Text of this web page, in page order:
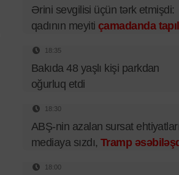
Ərini sevgilisi üçün tərk etmişdi:
qadının meyiti çamadanda
18:35
Bakıda 48 yaşlı kişi parkdan
oğurluq etdi
18:30
ABŞ-nin azalan sursat ehtiyatları
mediaya sızdı, Tramp
18:00